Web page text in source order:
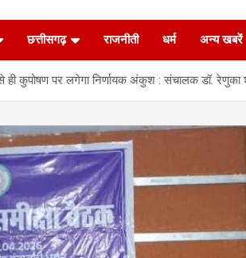
छत्तीसगढ़ राजनीती धर्म अन्य खबरें
ही कुपोषण पर लगेगा निर्णायक अंकुश : संचालक डॉ. रेणुका